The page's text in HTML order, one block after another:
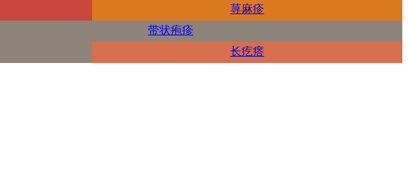
荨麻疹
带状疱疹
长疙瘩